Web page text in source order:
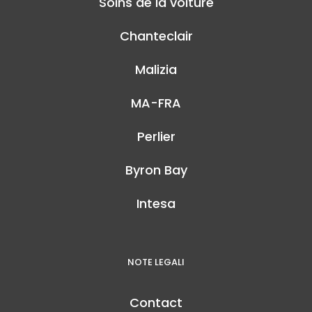
Chanteclair
Malizia
MA-FRA
Perlier
Byron Bay
Intesa
NOTE LEGALI
Contact